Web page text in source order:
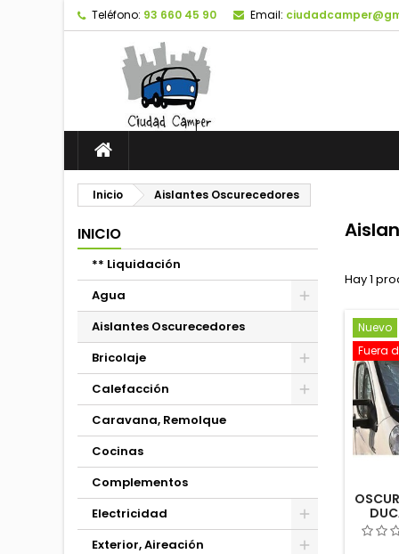
Teléfono: 93 660 45 90 Email:
Inicio Aislantes Oscurecedores
INICIO
** Liquidación
Agua
Aislantes Oscurecedores
Bricolaje
Calefacción
Caravana, Remolque
Cocinas
Complementos
Electricidad
Exterior, Aireación
Hay 1
Nuevo
Fuera